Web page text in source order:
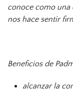
conoce como una
nos hace sentir
Beneficios de
alcanzar la